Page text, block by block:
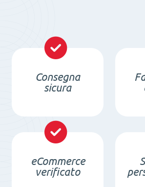
Consegna
sicura
eCommerce
verificato